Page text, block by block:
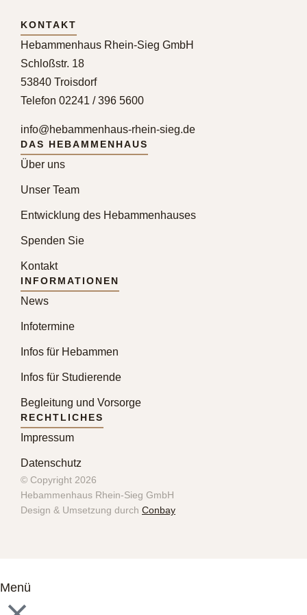
KONTAKT
Hebammenhaus Rhein-Sieg GmbH
Schloßstr. 18
53840 Troisdorf
Telefon 02241 / 396 5600
info@hebammenhaus-rhein-sieg.de
DAS HEBAMMENHAUS
Über uns
Unser Team
Entwicklung des Hebammenhauses
Spenden Sie
Kontakt
INFORMATIONEN
News
Infotermine
Infos für Hebammen
Infos für Studierende
Begleitung und Vorsorge
RECHTLICHES
Impressum
Datenschutz
© Copyright 2026
Hebammenhaus Rhein-Sieg GmbH
Design & Umsetzung durch Conbay
Menü